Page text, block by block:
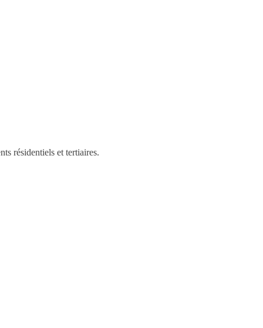
résidentiels et tertiaires.